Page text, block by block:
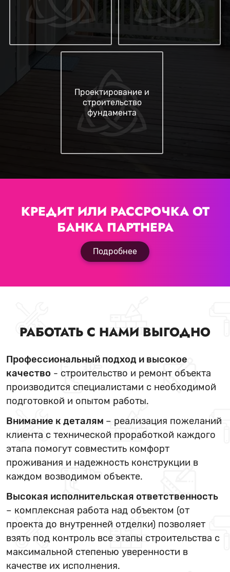
Проектирование и
строительство
фундамента
КРЕДИТ ИЛИ РАССРОЧКА ОТ
БАНКА ПАРТНЕРА
Подробнее
РАБОТАТЬ С НАМИ ВЫГОДНО
Профессиональный подход и высокое
качество - строительство и ремонт объекта
производится специалистами с необходимой
подготовкой и опытом работы.
Внимание к деталям – реализация пожеланий
клиента с технической проработкой каждого
этапа помогут совместить комфорт
проживания и надежность конструкции в
каждом возводимом объекте.
Высокая исполнительская ответственность
– комплексная работа над объектом (от
проекта до внутренней отделки) позволяет
взять под контроль все этапы строительства с
максимальной степенью уверенности в
качестве их исполнения.